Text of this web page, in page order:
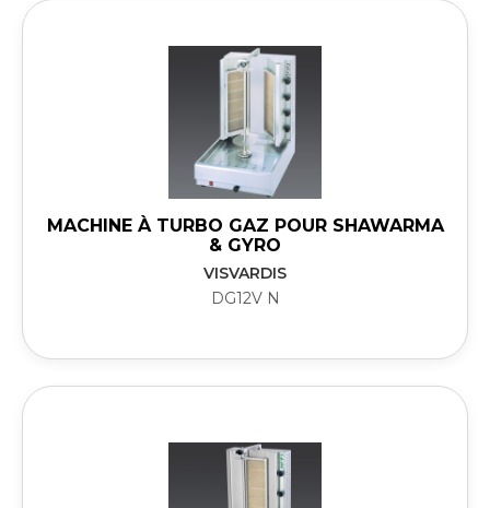
MACHINE À TURBO GAZ POUR SHAWARMA
& GYRO
VISVARDIS
DG12V N